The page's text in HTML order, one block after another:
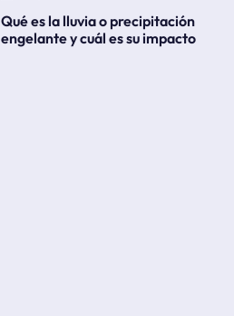
Qué es la lluvia o precipitación
engelante y cuál es su impacto